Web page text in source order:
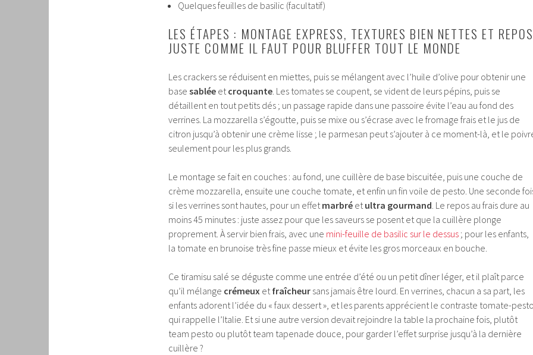
Quelques feuilles de basilic (facultatif)
LES ÉTAPES : MONTAGE EXPRESS, TEXTURES BIEN NETTES ET REPOS
JUSTE COMME IL FAUT POUR BLUFFER TOUT LE MONDE
Les crackers se réduisent en miettes, puis se mélangent avec l’huile d’olive pour obtenir une
base sablée etcroquante. Les tomates se coupent, se vident de leurs pépins, puis se
détaillent en tout petits dés ; un passage rapide dans une passoire évite l’eau au fond des
verrines. La mozzarella s’égoutte, puis se mixe ou s’écrase avec le fromage frais et le jus de
citron jusqu’à obtenir une crème lisse ; le parmesan peut s’ajouter à ce moment-là, et le
seulement pour les plus grands.
Le montage se fait en couches : au fond, une cuillère de base biscuitée, puis une couche de
crème mozzarella, ensuite une couche tomate, et enfin un fin voile de pesto. Une seconde
si les verrines sont hautes, pour un effetmarbré etultra gourmand. Le repos au frais dure au
moins 45 minutes : juste assez pour que les saveurs se posent et que la cuillère plonge
proprement. À servir bien frais, avec une mini-feuille de basilic sur le dessus ; pour les enfants,
la tomate en brunoise très fine passe mieux et évite les gros morceaux en bouche.
Ce tiramisu salé se déguste comme une entrée d’été ou un petit dîner léger, et il plaît parce
qu’il mélange crémeux etfraîcheur sans jamais être lourd. En verrines, chacun a sa part, les
enfants adorent l’idée du « faux dessert », et les parents apprécient le contraste tomate-
qui rappelle l’Italie. Et si une autre version devait rejoindre la table la prochaine fois, plutôt
team pesto ou plutôt team tapenade douce, pour garder l’effet surprise jusqu’à la dernière
cuillère ?